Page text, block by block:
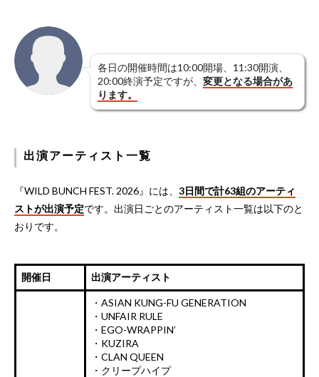
各日の開催時間は10:00開場、11:30開演、
20:00終演予定ですが、 変更となる場合があ
ります。
出演アーティスト一覧
『WILD BUNCH FEST. 2026』には、 3日間で計63組のアーティ
ストが出演予定です。出演日ごとのアーティスト一覧は以下のと
おりです。
開催日 出演アーティスト
・ASIAN KUNG-FU GENERATION
・UNFAIR RULE
・EGO-WRAPPIN’
・KUZIRA
・CLAN QUEEN
・クリープハイプ